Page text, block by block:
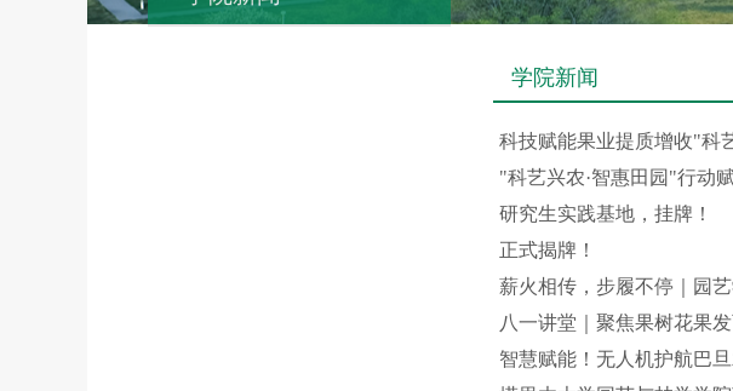
学院新闻
科技赋能果业提质增收"科
"科艺兴农·智惠田园"行动
研究生实践基地，挂牌！
正式揭牌！
薪火相传，步履不停｜园
八一讲堂｜聚焦果树花果
智慧赋能！无人机护航巴